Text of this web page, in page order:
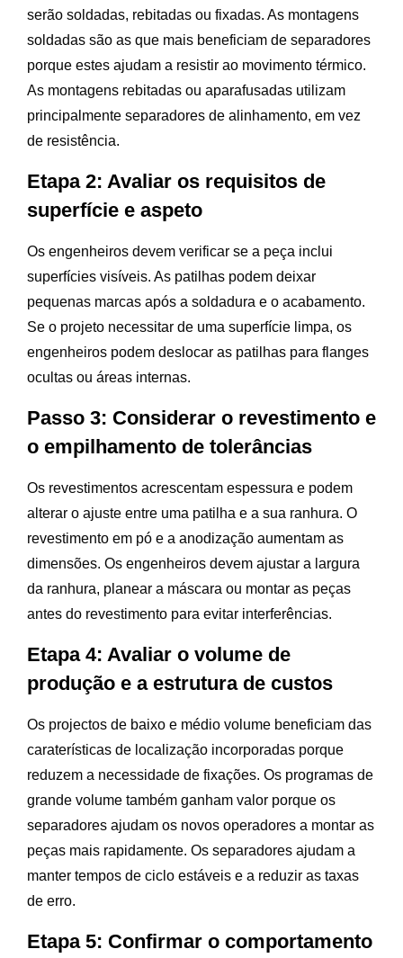
serão soldadas, rebitadas ou fixadas. As montagens
soldadas são as que mais beneficiam de separadores
porque estes ajudam a resistir ao movimento térmico.
As montagens rebitadas ou aparafusadas utilizam
principalmente separadores de alinhamento, em vez
de resistência.
Etapa 2: Avaliar os requisitos de
superfície e aspeto
Os engenheiros devem verificar se a peça inclui
superfícies visíveis. As patilhas podem deixar
pequenas marcas após a soldadura e o acabamento.
Se o projeto necessitar de uma superfície limpa, os
engenheiros podem deslocar as patilhas para flanges
ocultas ou áreas internas.
Passo 3: Considerar o revestimento e
o empilhamento de tolerâncias
Os revestimentos acrescentam espessura e podem
alterar o ajuste entre uma patilha e a sua ranhura. O
revestimento em pó e a anodização aumentam as
dimensões. Os engenheiros devem ajustar a largura
da ranhura, planear a máscara ou montar as peças
antes do revestimento para evitar interferências.
Etapa 4: Avaliar o volume de
produção e a estrutura de custos
Os projectos de baixo e médio volume beneficiam das
caraterísticas de localização incorporadas porque
reduzem a necessidade de fixações. Os programas de
grande volume também ganham valor porque os
separadores ajudam os novos operadores a montar as
peças mais rapidamente. Os separadores ajudam a
manter tempos de ciclo estáveis e a reduzir as taxas
de erro.
Etapa 5: Confirmar o comportamento